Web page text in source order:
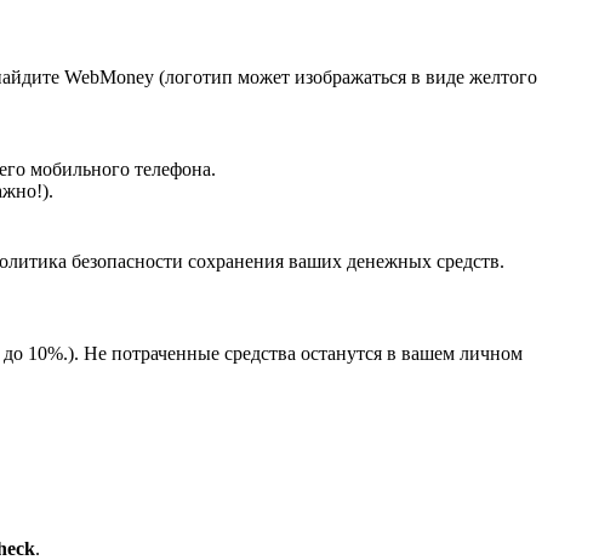
WebMoney (логотип может изображаться в виде желтого
мобильного телефона.
безопасности сохранения ваших денежных средств.
10%.). Не потраченные средства останутся в вашем личном
ck.